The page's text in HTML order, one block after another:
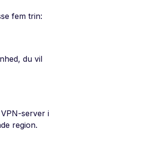
fem trin:
du vil
server i
region.